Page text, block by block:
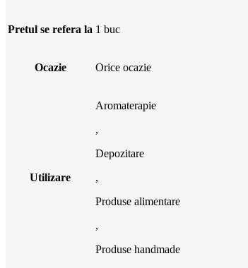
Pretul se refera la 1 buc
Ocazie Orice ocazie
Utilizare
Aromaterapie
,
Depozitare
,
Produse alimentare
,
Produse handmade